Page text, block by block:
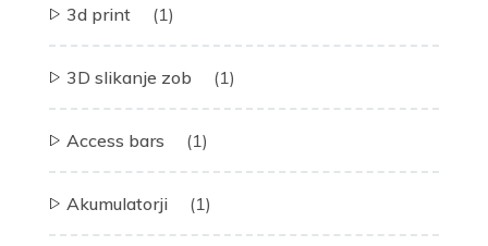
3d print (1)
3D slikanje zob (1)
Access bars (1)
Akumulatorji (1)